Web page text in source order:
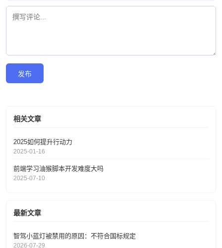
2025如何提升行动力
2025-01-16
前端学习油猴脚本开发难度大吗